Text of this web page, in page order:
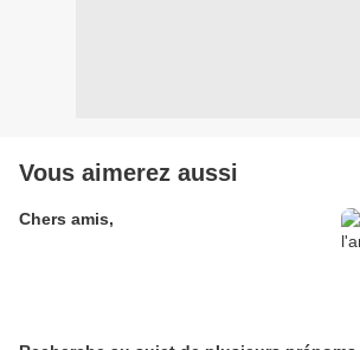
Vous aimerez aussi
Chers amis,